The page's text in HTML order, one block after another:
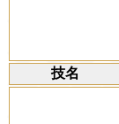
技名